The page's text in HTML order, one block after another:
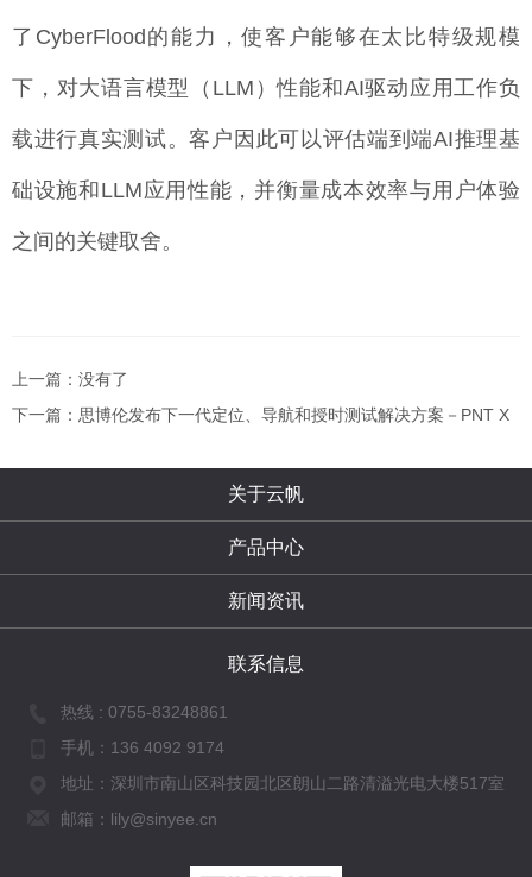
了CyberFlood的能力，使客户能够在太比特级规模
下，对大语言模型（LLM）性能和AI驱动应用工作负
载进行真实测试。客户因此可以评估端到端AI推理基
础设施和LLM应用性能，并衡量成本效率与用户体验
之间的关键取舍。
上一篇：没有了
下一篇：思博伦发布下一代定位、导航和授时测试解决方案－PNT X
关于云帆
产品中心
新闻资讯
联系信息
热线 : 0755-83248861
手机： 136 4092 9174
地址：深圳市南山区科技园北区朗山二路清溢光电大楼517室
邮箱：lily@sinyee.cn